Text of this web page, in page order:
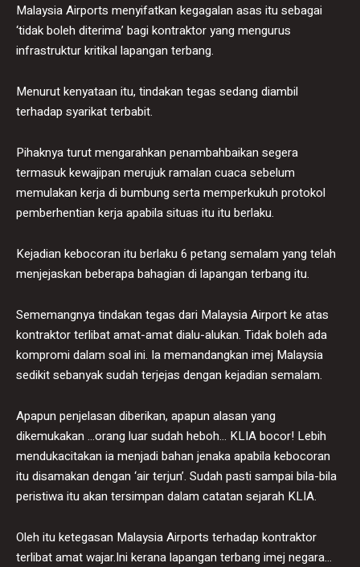
Malaysia Airports menyifatkan kegagalan asas itu sebagai
‘tidak boleh diterima’ bagi kontraktor yang mengurus
infrastruktur kritikal lapangan terbang.
Menurut kenyataan itu, tindakan tegas sedang diambil
terhadap syarikat terbabit.
Pihaknya turut mengarahkan penambahbaikan segera
termasuk kewajipan merujuk ramalan cuaca sebelum
memulakan kerja di bumbung serta memperkukuh protokol
pemberhentian kerja apabila situas itu itu berlaku.
Kejadian kebocoran itu berlaku 6 petang semalam yang telah
menjejaskan beberapa bahagian di lapangan terbang itu.
Sememangnya tindakan tegas dari Malaysia Airport ke atas
kontraktor terlibat amat-amat dialu-alukan. Tidak boleh ada
kompromi dalam soal ini. Ia memandangkan imej Malaysia
sedikit sebanyak sudah terjejas dengan kejadian semalam.
Apapun penjelasan diberikan, apapun alasan yang
dikemukakan …orang luar sudah heboh… KLIA bocor! Lebih
mendukacitakan ia menjadi bahan jenaka apabila kebocoran
itu disamakan dengan ‘air terjun’. Sudah pasti sampai bila-bila
peristiwa itu akan tersimpan dalam catatan sejarah KLIA.
Oleh itu ketegasan Malaysia Airports terhadap kontraktor
terlibat amat wajar.Ini kerana lapangan terbang imej negara…